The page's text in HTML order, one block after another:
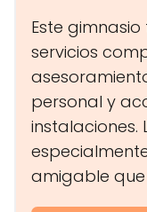
Este
servicios
personal y
instalaciones.
amigable que